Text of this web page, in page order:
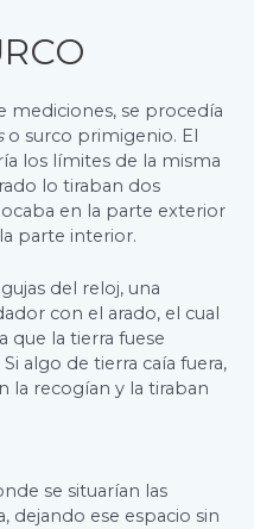
mediciones, se procedía
o surco primigenio. El
los límites de la misma
lo tiraban dos
en la parte exterior
parte interior.
del reloj, una
con el arado, el cual
que la tierra fuese
algo de tierra caía fuera,
la recogían y la tiraban
se situarían las
dejando ese espacio sin